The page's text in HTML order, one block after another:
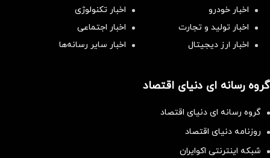
اخبار خودرو
اخبار تکنولوژی
اخبار تولید و تجارت
اخبار اجتماعی
اخبار ارز دیجیتال
اخبار سایر رسانه‌‌ها
گروه رسانه ای دنیای اقتصاد
گروه رسانه ای دنیای اقتصاد
روزنامه دنیای اقتصاد
شبکه اینترنتی اکوایران